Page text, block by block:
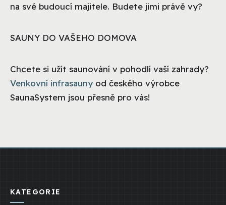
na své budoucí majitele. Budete jimi právě vy?
SAUNY DO VAŠEHO DOMOVA
Chcete si užít saunování v pohodlí vaší zahrady?
Venkovní infrasauny od českého výrobce
SaunaSystem jsou přesně pro vás!
KATEGORIE